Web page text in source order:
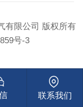
有限公司 版权所有
号-3
联系我们